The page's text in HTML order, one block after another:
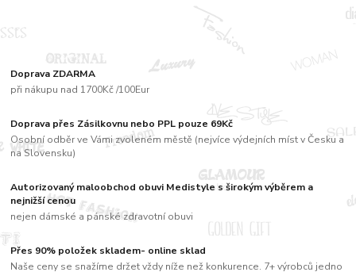
Doprava ZDARMA
při nákupu nad 1700Kč /100Eur
Doprava přes Zásilkovnu nebo PPL pouze 69Kč
Osobní odběr ve Vámi zvoleném městě (nejvíce výdejních míst v Česku a
na Slovensku)
Autorizovaný maloobchod obuvi Medistyle s širokým výběrem a
nejnižší cenou
nejen dámské a pánské zdravotní obuvi
Přes 90% položek skladem- online sklad
Naše ceny se snažíme držet vždy níže než konkurence. 7+ výrobců jedno